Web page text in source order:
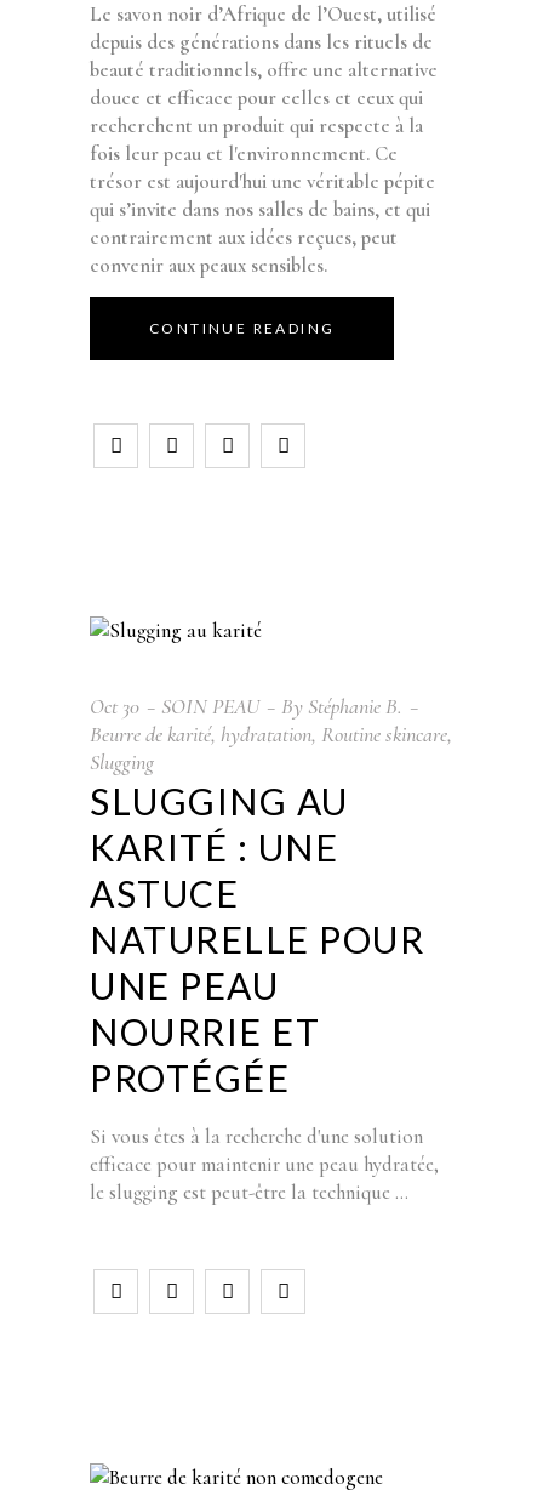
Le savon noir d’Afrique de l’Ouest, utilisé
depuis des générations dans les rituels de
beauté traditionnels, offre une alternative
douce et efficace pour celles et ceux qui
recherchent un produit qui respecte à la
fois leur peau et l'environnement. Ce
trésor est aujourd'hui une véritable pépite
qui s’invite dans nos salles de bains, et qui
contrairement aux idées reçues, peut
convenir aux peaux sensibles.
CONTINUE READING
Oct 30 SOIN PEAU By Stéphanie B.
Beurre de karité, hydratation, Routine skincare,
Slugging
SLUGGING AU
KARITÉ : UNE
ASTUCE
NATURELLE POUR
UNE PEAU
NOURRIE ET
PROTÉGÉE
Si vous êtes à la recherche d'une solution
efficace pour maintenir une peau hydratée,
le slugging est peut-être la technique